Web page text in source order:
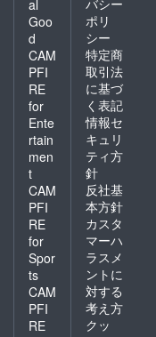
al
Goo
d
CAM
PFI
RE
for
Ente
rtain
men
t
CAM
PFI
RE
for
Spor
ts
CAM
PFI
RE
ポリ
シー
特定商
取引法
に基づ
く表記
情報セ
キュリ
ティ方
針
反社基
本方針
カスタ
マーハ
ラスメ
ントに
対する
考え方
クッ